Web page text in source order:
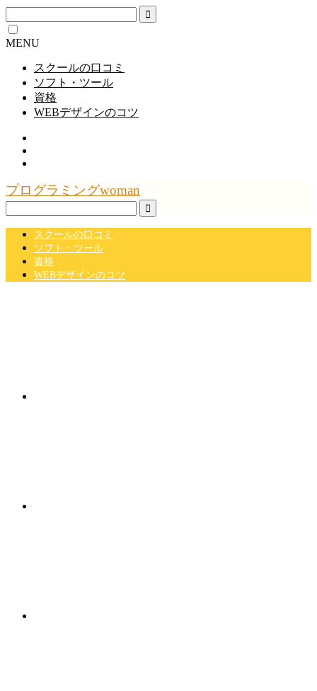
MENU
スクールの口コミ
ソフト・ツール
資格
WEBデザインのコツ
プログラミングwoman
スクールの口コミ
ソフト・ツール
資格
WEBデザインのコツ